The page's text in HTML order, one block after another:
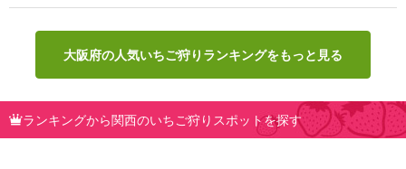
大阪府の人気いちご狩りランキングをもっと見る
ランキングから関西のいちご狩りスポットを探す